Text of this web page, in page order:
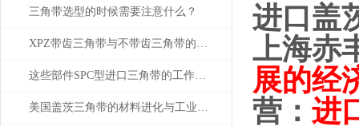
三角带选型的时候需要注意什么？
XPZ带齿三角带与不带齿三角带的比较分析
这些部件SPC型进口三角带的工作中起到什么作用？
美国盖茨三角带的材料进化与工业传动耐久性应用
进口盖
上海赤
展的经
营： 进